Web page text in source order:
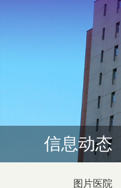
信息动态
图片医院